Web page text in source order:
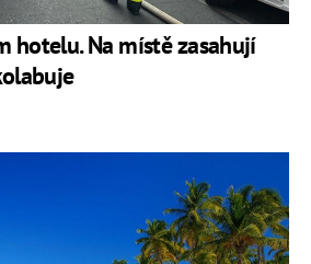
hotelu. Na místě zasahují